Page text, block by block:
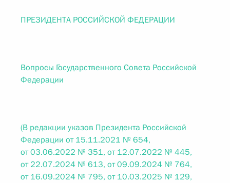
ПРЕЗИДЕНТА РОССИЙСКОЙ ФЕДЕРАЦИИ
Вопросы Государственного Совета Российской
Федерации
(В редакции указов Президента Российской
Федерации от 15.11.2021 № 654,
от 03.06.2022 № 351, от 12.07.2022 № 445,
от 22.07.2024 № 613, от 09.09.2024 № 764,
от 16.09.2024 № 795, от 10.03.2025 № 129,